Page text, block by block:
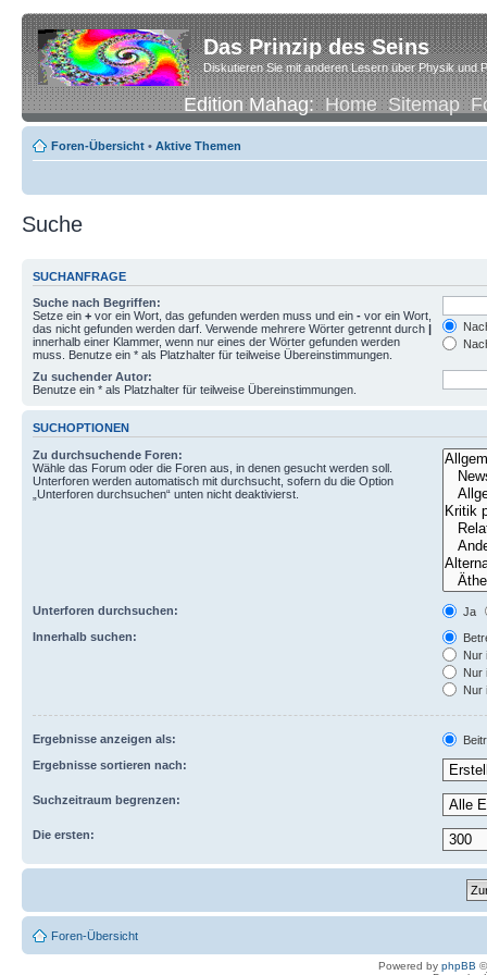
Das Prinzip des Seins
Diskutieren Sie mit anderen Lesern über Physik und
Edition Mahag:Home Sitemap
Foren-Übersicht • Aktive Themen
Suche
SUCHANFRAGE
Suche nach Begriffen:
Setze ein + vor ein Wort, das gefunden werden muss und ein - vor ein Wort,
das nicht gefunden werden darf. Verwende mehrere Wörter getrennt durch |
innerhalb einer Klammer, wenn nur eines der Wörter gefunden werden
muss. Benutze ein * als Platzhalter für teilweise Übereinstimmungen.
Zu suchender Autor:
Benutze ein * als Platzhalter für teilweise Übereinstimmungen.
SUCHOPTIONEN
Zu durchsuchende Foren:
Wähle das Forum oder die Foren aus, in denen gesucht werden soll.
Unterforen werden automatisch mit durchsucht, sofern du die Option
„Unterforen durchsuchen“ unten nicht deaktivierst.
Unterforen durchsuchen:
Ja
Innerhalb suchen:
Nur
Nur
Nur
Ergebnisse anzeigen als:
Ergebnisse sortieren nach:
Suchzeitraum begrenzen:
Die ersten:
Foren-Übersicht
Powered by phpBB